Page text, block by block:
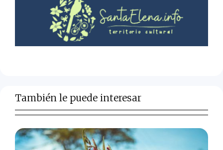
También le puede interesar